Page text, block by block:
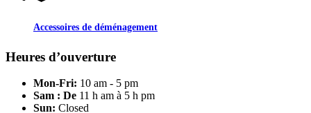
Accessoires de déménagement
Heures d’ouverture
Mon-Fri: 10 am - 5 pm
Sam : De 11 h am à 5 h pm
Sun: Closed